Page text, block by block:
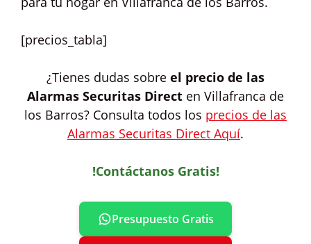
[precios_tabla]
¿Tienes dudas sobre el precio de las
Alarmas Securitas Direct en Villafranca de
los Barros? Consulta todos los precios de las
Alarmas Securitas Direct Aquí.
!Contáctanos Gratis!
Presupuesto Gratis